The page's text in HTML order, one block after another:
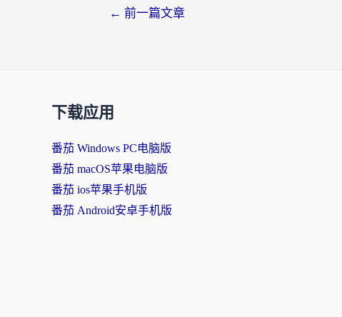
← 前一篇文章
下载应用
番茄 Windows PC电脑版
番茄 macOS苹果电脑版
番茄 ios苹果手机版
番茄 Android安卓手机版